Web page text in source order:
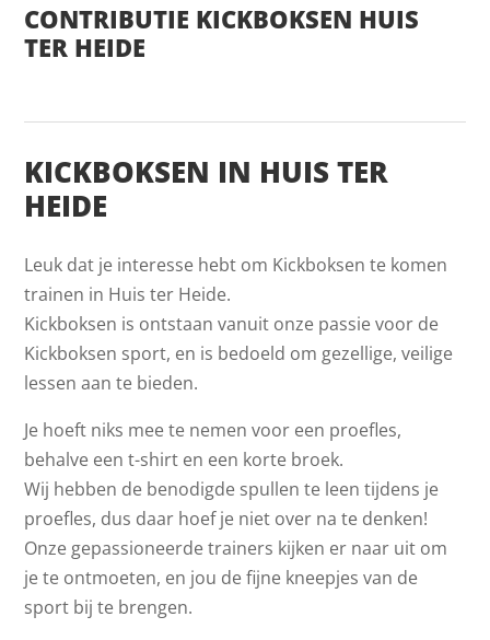
CONTRIBUTIE KICKBOKSEN HUIS
TER HEIDE
KICKBOKSEN IN HUIS TER
HEIDE
Leuk dat je interesse hebt om Kickboksen te komen
trainen in Huis ter Heide.
Kickboksen is ontstaan vanuit onze passie voor de
Kickboksen sport, en is bedoeld om gezellige, veilige
lessen aan te bieden.
Je hoeft niks mee te nemen voor een proefles,
behalve een t-shirt en een korte broek.
Wij hebben de benodigde spullen te leen tijdens je
proefles, dus daar hoef je niet over na te denken!
Onze gepassioneerde trainers kijken er naar uit om
je te ontmoeten, en jou de fijne kneepjes van de
sport bij te brengen.